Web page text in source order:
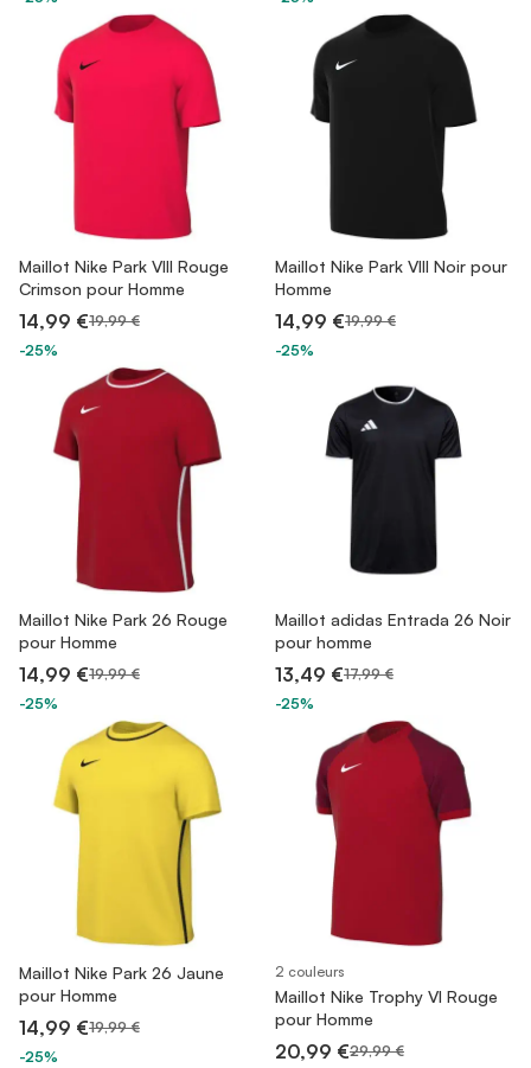
Maillot Nike Park VIII Rouge
Crimson pour Homme
14,99 €19,99 €
-25%
Maillot Nike Park VIII Noir pour
Homme
14,99 €19,99 €
-25%
Maillot Nike Park 26 Rouge
pour Homme
14,99 €19,99 €
-25%
Maillot adidas Entrada 26 Noir
pour homme
13,49 €17,99 €
-25%
Maillot Nike Park 26 Jaune
pour Homme
14,99 €19,99 €
-25%
2 couleurs
Maillot Nike Trophy VI Rouge
pour Homme
20,99 €29,99 €